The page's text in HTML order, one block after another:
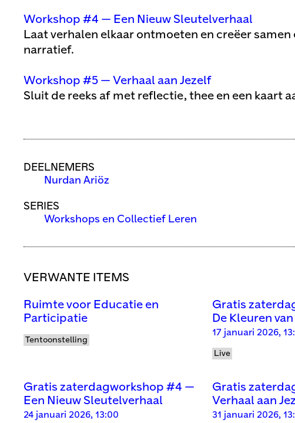
Workshop #4 — Een Nieuw Sleutelverhaal
Laat verhalen elkaar ontmoeten en creëer samen
narratief.
Workshop #5 — Verhaal aan Jezelf
Sluit de reeks af met reflectie, thee en een kaart
DEELNEMERS
Nurdan Ariöz
SERIES
Workshops en Collectief Leren
VERWANTE ITEMS
Ruimte voor Educatie en
Participatie
Tentoonstelling
Gratis
De Kleuren
17 januari 2026,
Live
Gratis zaterdagworkshop #4 —
Een Nieuw Sleutelverhaal
24 januari 2026, 13:00
Gratis
Verhaal aan
31 januari 2026,